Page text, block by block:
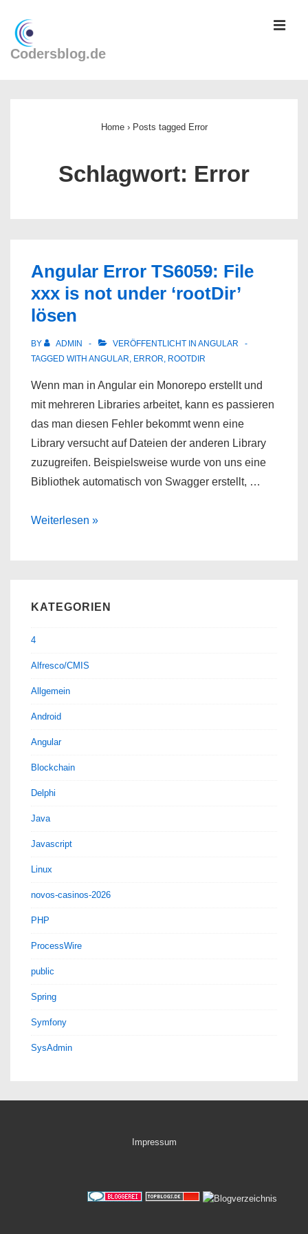
Zum
Inhalt
Codersblog.de
Home › Posts tagged Error
Schlagwort: Error
Angular Error TS6059: File
xxx is not under ‘rootDir’
lösen
BY ADMIN VERÖFFENTLICHT IN ANGULAR
TAGGED WITH ANGULAR, ERROR, ROOTDIR
Wenn man in Angular ein Monorepo erstellt und
mit mehreren Libraries arbeitet, kann es passieren
das man diesen Fehler bekommt wenn eine
Library versucht auf Dateien der anderen Library
zuzugreifen. Beispielsweise wurde von uns eine
Bibliothek automatisch von Swagger erstellt, …
Angular
not
lösen
Weiterlesen »
KATEGORIEN
4
Alfresco/CMIS
Allgemein
Android
Angular
Blockchain
Delphi
Java
Javascript
Linux
novos-casinos-2026
PHP
ProcessWire
public
Spring
Symfony
SysAdmin
Impressum